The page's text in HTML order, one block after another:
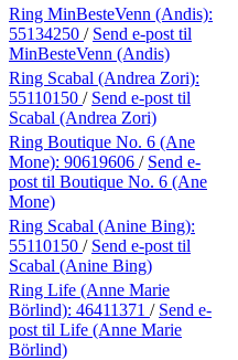
Ring MinBesteVenn (Andis):
55134250 / Send e-post til
MinBesteVenn (Andis)
Ring Scabal (Andrea Zori):
55110150 / Send e-post til
Scabal (Andrea Zori)
Ring Boutique No. 6 (Ane
Mone): 90619606 / Send e-
post til Boutique No. 6 (Ane
Mone)
Ring Scabal (Anine Bing):
55110150 / Send e-post til
Scabal (Anine Bing)
Ring Life (Anne Marie
Börlind): 46411371 / Send e-
post til Life (Anne Marie
Börlind)